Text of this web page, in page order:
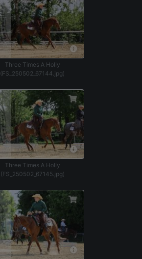
Three Times A Holly
(FS_250502_67144.jpg)
Three Times A Holly
(FS_250502_67145.jpg)